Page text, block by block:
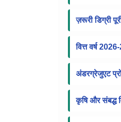
ज़रूरी डिग्री
वित्त वर्ष
अंडरग्रेजुएट
कृषि और संबद्ध